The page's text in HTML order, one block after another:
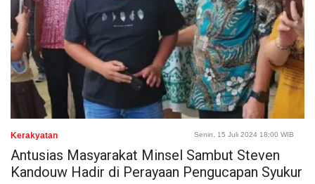
Kerakyatan Senin, 15 Juli 2024 18:00 WIB
Antusias Masyarakat Minsel Sambut Steven
Kandouw Hadir di Perayaan Pengucapan Syukur